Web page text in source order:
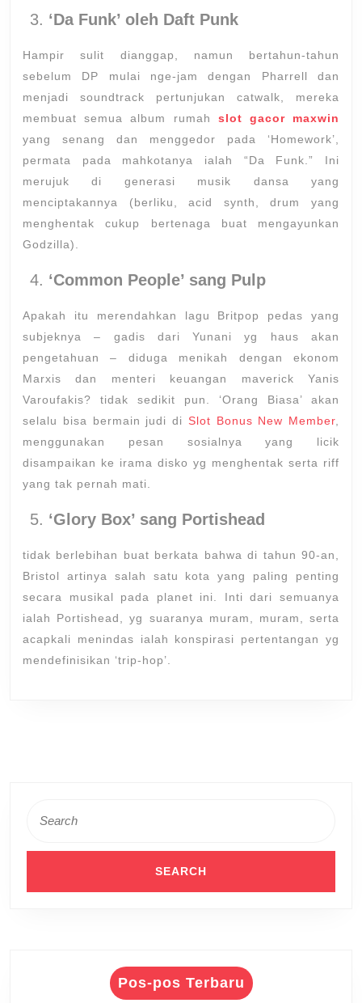
‘Da Funk’ oleh Daft Punk
Hampir sulit dianggap, namun bertahun-tahun
sebelum DP mulai nge-jam dengan Pharrell dan
menjadi soundtrack pertunjukan catwalk, mereka
membuat semua album rumah slot gacor maxwin
yang senang dan menggedor pada ‘Homework’,
permata pada mahkotanya ialah “Da Funk.” Ini
merujuk di generasi musik dansa yang
menciptakannya (berliku, acid synth, drum yang
menghentak cukup bertenaga buat mengayunkan
Godzilla).
‘Common People’ sang Pulp
Apakah itu merendahkan lagu Britpop pedas yang
subjeknya – gadis dari Yunani yg haus akan
pengetahuan – diduga menikah dengan ekonom
Marxis dan menteri keuangan maverick Yanis
Varoufakis? tidak sedikit pun. ‘Orang Biasa’ akan
selalu bisa bermain judi di Slot Bonus New Member
menggunakan pesan sosialnya yang licik
disampaikan ke irama disko yg menghentak serta riff
yang tak pernah mati.
‘Glory Box’ sang Portishead
tidak berlebihan buat berkata bahwa di tahun 90-an,
Bristol artinya salah satu kota yang paling penting
secara musikal pada planet ini. Inti dari semuanya
ialah Portishead, yg suaranya muram, muram, serta
acapkali menindas ialah konspirasi pertentangan yg
mendefinisikan ‘trip-hop’.
for:
Pos-pos Terbaru